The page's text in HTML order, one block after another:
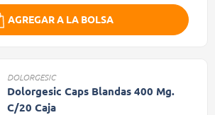
AGREGAR A LA BOLSA
DOLORGESIC
Dolorgesic Caps Blandas 400 Mg.
C/20 Caja